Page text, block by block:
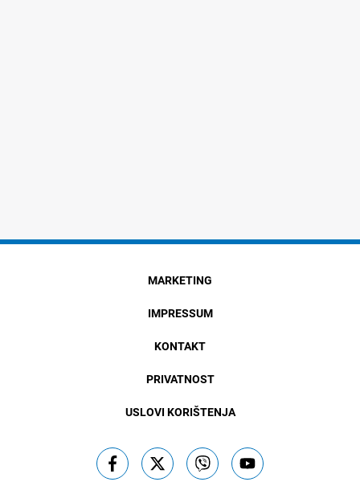
MARKETING
IMPRESSUM
KONTAKT
PRIVATNOST
USLOVI KORIŠTENJA